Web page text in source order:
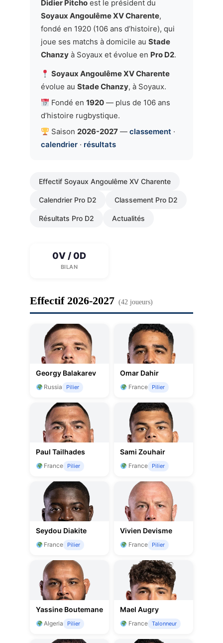
Didier Pitchoest le président du
Soyaux Angoulême XV Charente,
fondé en 1920 (106 ans d’histoire), qui
joue ses matchs à domicile au Stade
Chanzyà Soyaux et évolue en Pro D2.
Soyaux Angoulême XV Charente
évolue au Stade Chanzy, à Soyaux.
Fondé en 1920— plus de 106 ans
d’histoire rugbystique.
Saison 2026-2027— classement·
calendrier· résultats
Effectif Soyaux Angoulême XV Charente
Calendrier Pro D2 Classement Pro D2
Résultats Pro D2 Actualités
0V / 0D
BILAN
Effectif 2026-2027 (42 joueurs)
Georgy Balakarev
Russia Pilier
Omar Dahir
France Pilier
Paul Tailhades
France Pilier
Sami Zouhair
France Pilier
Seydou Diakite
France Pilier
Vivien Devisme
France Pilier
Yassine Boutemane
Algeria Pilier
Mael Augry
France Talonneur